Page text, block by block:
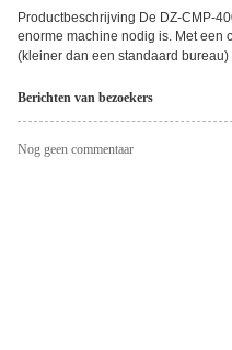
Productbeschrijving De DZ-CMP-
enorme machine nodig is. Met een
(kleiner dan een standaard
Berichten van bezoekers
Nog geen commentaar